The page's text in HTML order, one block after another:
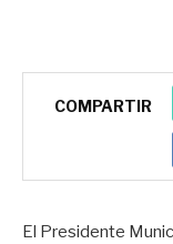
COMPARTIR
El Presidente